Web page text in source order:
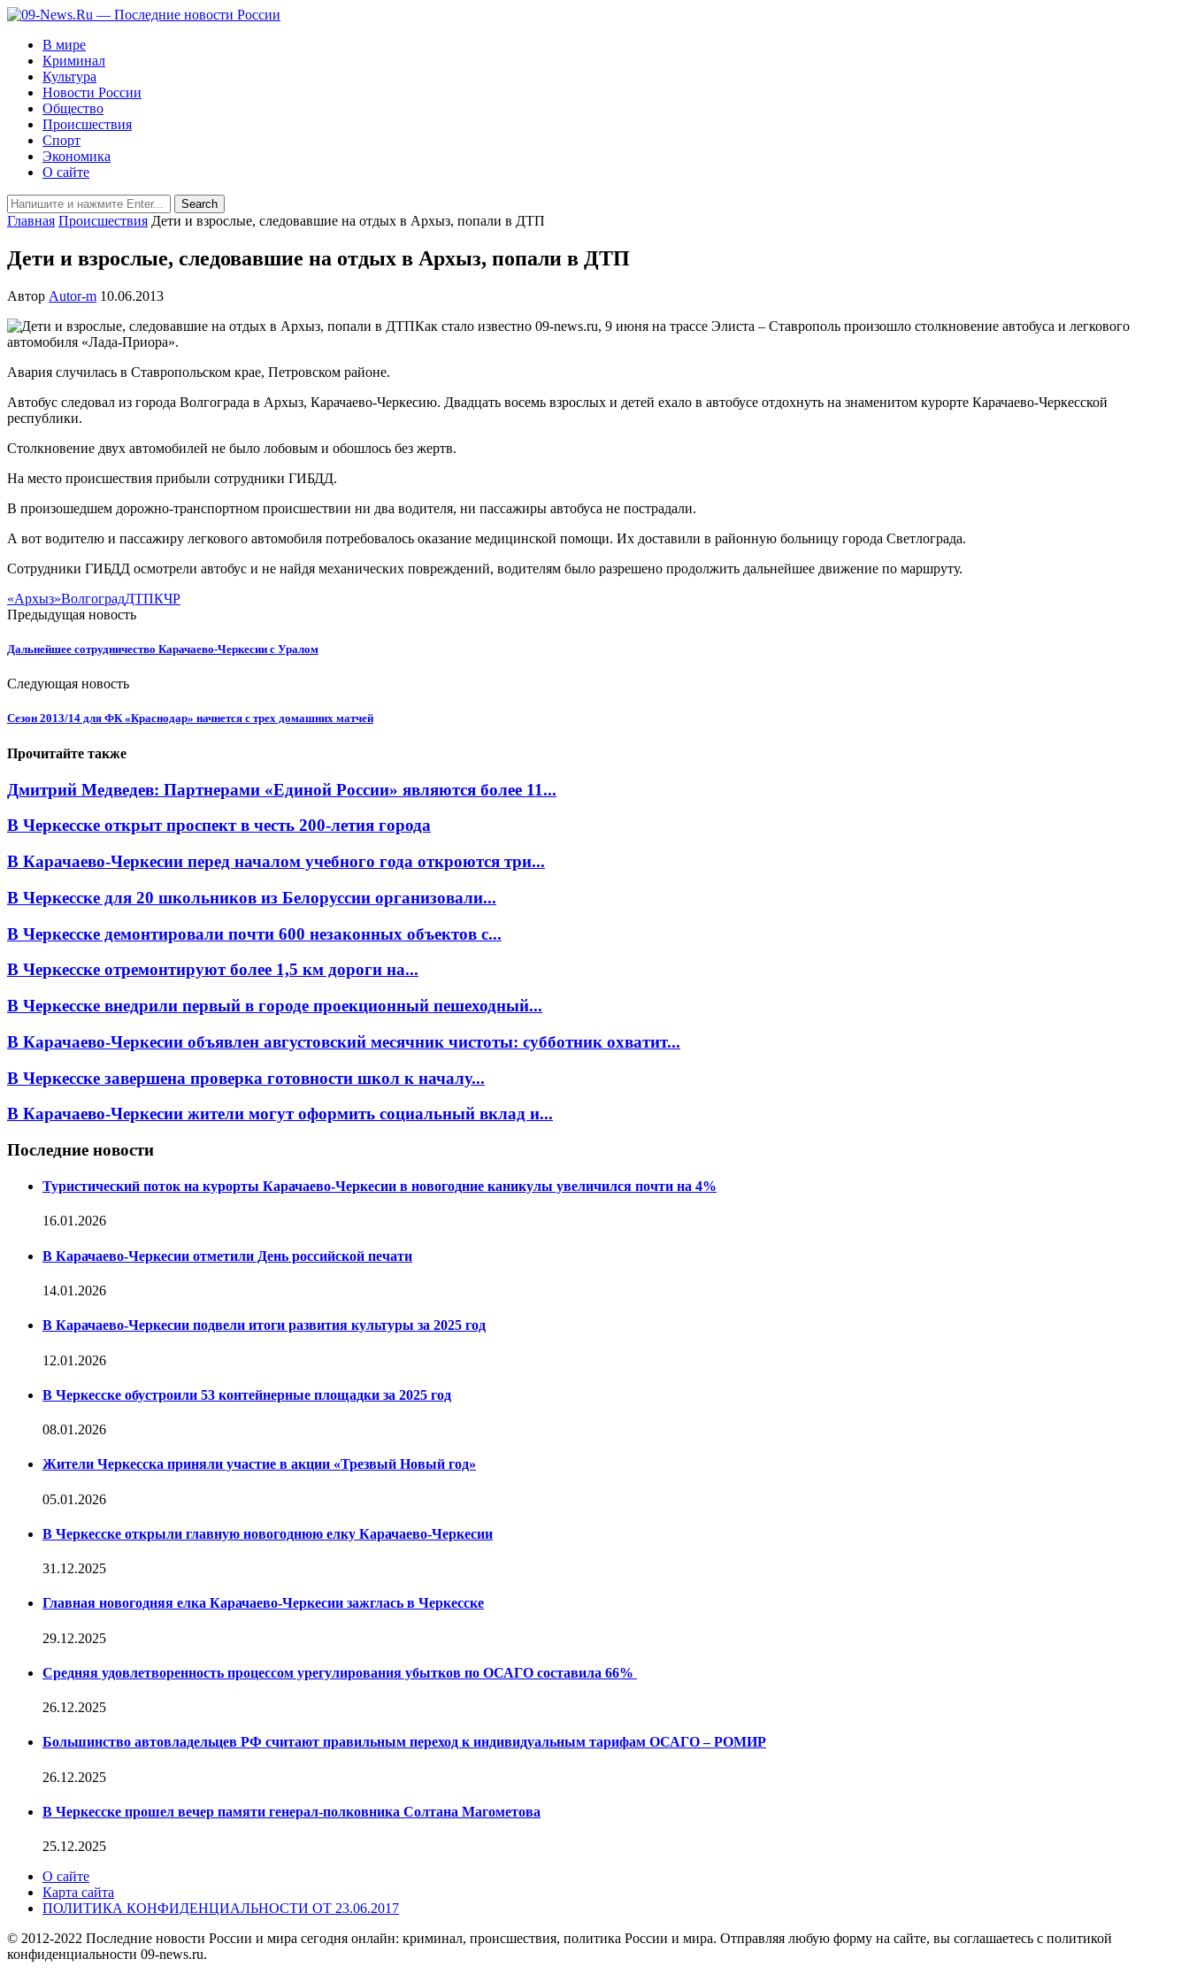
В мире
Криминал
Культура
Новости России
Общество
Происшествия
Спорт
Экономика
О сайте
Главная Происшествия Дети и взрослые, следовавшие на отдых в Архыз, попали в ДТП
Дети и взрослые, следовавшие на отдых в Архыз, попали в ДТП
Автор Autor-m 10.06.2013
Как стало известно 09-news.ru, 9 июня на трассе Элиста – Ставрополь произошло столкновение автобуса и легкового
автомобиля «Лада-Приора».
Авария случилась в Ставропольском крае, Петровском районе.
Автобус следовал из города Волгограда в Архыз, Карачаево-Черкесию. Двадцать восемь взрослых и детей ехало в автобусе отдохнуть на знаменитом курорте Карачаево-Черкесской
республики.
Столкновение двух автомобилей не было лобовым и обошлось без жертв.
На место происшествия прибыли сотрудники ГИБДД.
В произошедшем дорожно-транспортном происшествии ни два водителя, ни пассажиры автобуса не пострадали.
А вот водителю и пассажиру легкового автомобиля потребовалось оказание медицинской помощи. Их доставили в районную больницу города Светлограда.
Сотрудники ГИБДД осмотрели автобус и не найдя механических повреждений, водителям было разрешено продолжить дальнейшее движение по маршруту.
«Архыз»ВолгоградДТПКЧР
Предыдущая новость
Дальнейшее сотрудничество Карачаево-Черкесии с Уралом
Следующая новость
Сезон 2013/14 для ФК «Краснодар» начнется с трех домашних матчей
Прочитайте также
Дмитрий Медведев: Партнерами «Единой России» являются более 11...
В Черкесске открыт проспект в честь 200-летия города
В Карачаево-Черкесии перед началом учебного года откроются три...
В Черкесске для 20 школьников из Белоруссии организовали...
В Черкесске демонтировали почти 600 незаконных объектов с...
В Черкесске отремонтируют более 1,5 км дороги на...
В Черкесске внедрили первый в городе проекционный пешеходный...
В Карачаево-Черкесии объявлен августовский месячник чистоты: субботник охватит...
В Черкесске завершена проверка готовности школ к началу...
В Карачаево-Черкесии жители могут оформить социальный вклад и...
Последние новости
Туристический поток на курорты Карачаево-Черкесии в новогодние каникулы увеличился почти на 4%
16.01.2026
В Карачаево-Черкесии отметили День российской печати
14.01.2026
В Карачаево-Черкесии подвели итоги развития культуры за 2025 год
12.01.2026
В Черкесске обустроили 53 контейнерные площадки за 2025 год
08.01.2026
Жители Черкесска приняли участие в акции «Трезвый Новый год»
05.01.2026
В Черкесске открыли главную новогоднюю елку Карачаево-Черкесии
31.12.2025
Главная новогодняя елка Карачаево-Черкесии зажглась в Черкесске
29.12.2025
Средняя удовлетворенность процессом урегулирования убытков по ОСАГО составила 66%
26.12.2025
Большинство автовладельцев РФ считают правильным переход к индивидуальным тарифам ОСАГО – РОМИР
26.12.2025
В Черкесске прошел вечер памяти генерал-полковника Солтана Магометова
25.12.2025
О сайте
Карта сайта
ПОЛИТИКА КОНФИДЕНЦИАЛЬНОСТИ ОТ 23.06.2017
© 2012-2022 Последние новости России и мира сегодня онлайн: криминал, происшествия, политика России и мира. Отправляя любую форму на сайте, вы соглашаетесь с политикой
конфиденциальности 09-news.ru.